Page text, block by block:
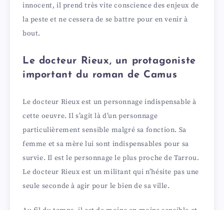
innocent, il prend très vite conscience des enjeux de
la peste et ne cessera de se battre pour en venir à
bout.
Le docteur Rieux, un protagoniste
important du roman de Camus
Le docteur Rieux est un personnage indispensable à
cette oeuvre. Il s’agit là d’un personnage
particulièrement sensible malgré sa fonction. Sa
femme et sa mère lui sont indispensables pour sa
survie. Il est le personnage le plus proche de Tarrou.
Le docteur Rieux est un militant qui n’hésite pas une
seule seconde à agir pour le bien de sa ville.